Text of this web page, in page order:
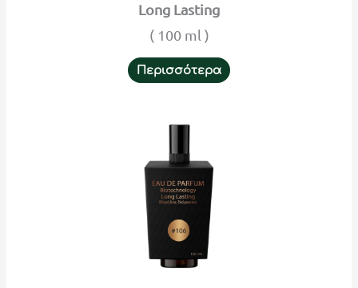
Long Lasting
( 100 ml )
Περισσότερα